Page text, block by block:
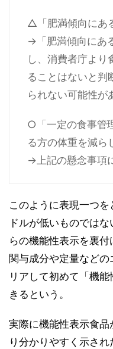
△「肥満傾向にあ
→「肥満傾向にあ
し、消費者庁より
ることはないと判
られない可能性が
○「一定の食事管
る方の体重を減ら
→上記の懸念事項
このように表現一つ
ドルが低いものでは
らの機能性表示を裏
関与成分や定量など
リアして初めて「機
きるという。
実際に機能性表示食品
り分かりやすく示され